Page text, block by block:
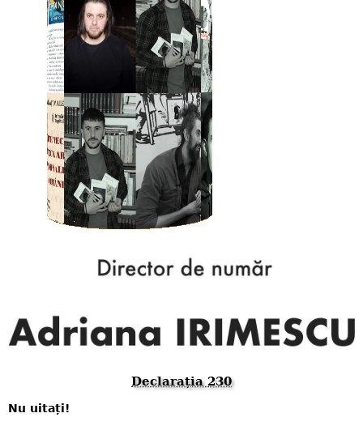
Declarația 230
Nu uitați!